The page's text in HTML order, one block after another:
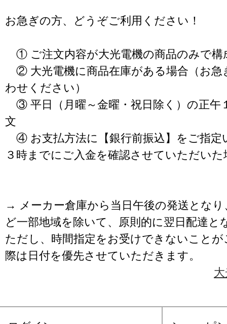
お急ぎの方、どうぞご利用ください！
① ご注文内容が大光電機の商品のみで構
② 大光電機に商品在庫がある場合（お急
わせください）
③ 平日（月曜～金曜・祝日除く）の正午
文
④ お支払方法に【銀行前振込】をご指定
３時までにご入金を確認させていただいた
→ メーカー倉庫から当日午後の発送となり
ど一部地域を除いて、原則的に翌日配達と
ただし、時間指定をお受けできないこと
際は日付を優先させていただきます。